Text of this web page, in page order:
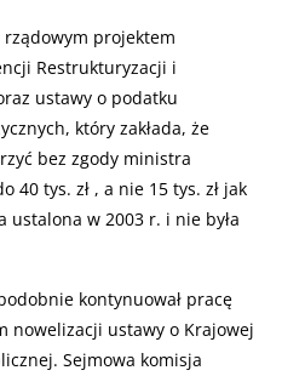
rządowym projektem
Restrukturyzacji i
ustawy o podatku
który zakłada, że
bez zgody ministra
40 tys. zł , a nie 15 tys. zł jak
ustalona w 2003 r. i nie była
kontynuował pracę
nowelizacji ustawy o Krajowej
Sejmowa komisja